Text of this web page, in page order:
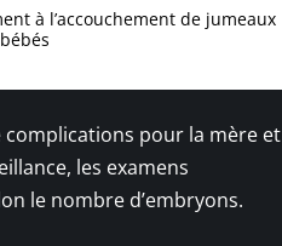
à l’accouchement de jumeaux
complications pour la mère et
les examens
le nombre d’embryons.